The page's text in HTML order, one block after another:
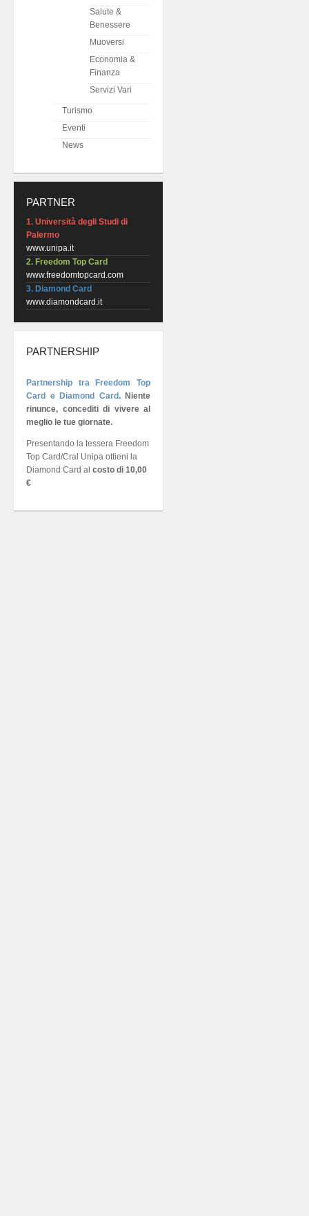
Salute &
Benessere
Muoversi
Economia &
Finanza
Servizi Vari
Turismo
Eventi
News
PARTNER
1. Università degli Studi di
Palermo
www.unipa.it
2. Freedom Top Card
www.freedomtopcard.com
3. Diamond Card
www.diamondcard.it
PARTNERSHIP
Partnership tra Freedom Top
Card e Diamond Card. Niente
rinunce, concediti di vivere al
meglio le tue giornate.
Presentando la tessera Freedom
Top Card/Cral Unipa ottieni la
Diamond Card al costo di 10,00
€